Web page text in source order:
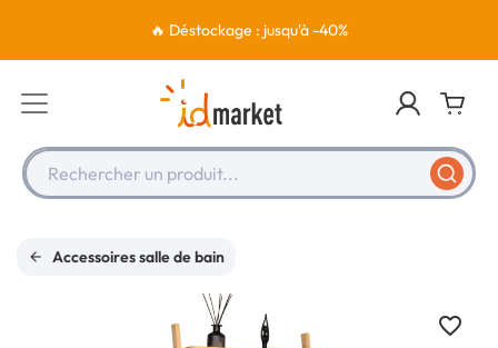
🔥 Déstockage : jusqu'à -40%
Rechercher un produit...
Accessoires salle de bain
favorite_border